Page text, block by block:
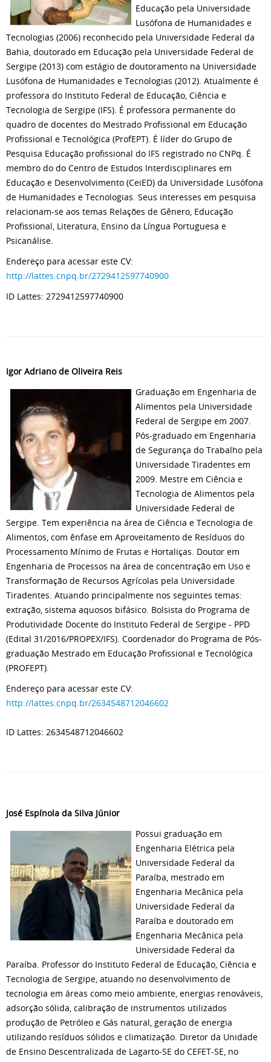
Educação pela Universidade
Lusófona de Humanidades e
Tecnologias (2006) reconhecido pela Universidade Federal da
Bahia, doutorado em Educação pela Universidade Federal de
Sergipe (2013) com estágio de doutoramento na Universidade
Lusófona de Humanidades e Tecnologias (2012). Atualmente é
professora do Instituto Federal de Educação, Ciência e
Tecnologia de Sergipe (IFS). É professora permanente do
quadro de docentes do Mestrado Profissional em Educação
Profissional e Tecnológica (ProfEPT). É líder do Grupo de
Pesquisa Educação profissional do IFS registrado no CNPq. É
membro do do Centro de Estudos Interdisciplinares em
Educação e Desenvolvimento (CeiED) da Universidade Lusófona
de Humanidades e Tecnologias. Seus interesses em pesquisa
relacionam-se aos temas Relações de Gênero, Educação
Profissional, Literatura, Ensino da Língua Portuguesa e
Psicanálise.
Endereço para acessar este CV:
http://lattes.cnpq.br/2729412597740900
ID Lattes: 2729412597740900
Igor Adriano de Oliveira Reis
Graduação em Engenharia de
Alimentos pela Universidade
Federal de Sergipe em 2007.
Pós-graduado em Engenharia
de Segurança do Trabalho pela
Universidade Tiradentes em
2009. Mestre em Ciência e
Tecnologia de Alimentos pela
Universidade Federal de
Sergipe. Tem experiência na área de Ciência e Tecnologia de
Alimentos, com ênfase em Aproveitamento de Resíduos do
Processamento Mínimo de Frutas e Hortaliças. Doutor em
Engenharia de Processos na área de concentração em Uso e
Transformação de Recursos Agrícolas pela Universidade
Tiradentes. Atuando principalmente nos seguintes temas:
extração, sistema aquosos bifásico. Bolsista do Programa de
Produtividade Docente do Instituto Federal de Sergipe - PPD
(Edital 31/2016/PROPEX/IFS). Coordenador do Programa de Pós-
graduação Mestrado em Educação Profissional e Tecnológica
(PROFEPT).
Endereço para acessar este CV:
http://lattes.cnpq.br/2634548712046602
ID Lattes: 2634548712046602
José Espínola da Silva Júnior
Possui graduação em
Engenharia Elétrica pela
Universidade Federal da
Paraíba, mestrado em
Engenharia Mecânica pela
Universidade Federal da
Paraíba e doutorado em
Engenharia Mecânica pela
Universidade Federal da
Paraíba. Professor do Instituto Federal de Educação, Ciência e
Tecnologia de Sergipe, atuando no desenvolvimento de
tecnologia em áreas como meio ambiente, energias renováveis,
adsorção sólida, calibração de instrumentos utilizados
produção de Petróleo e Gás natural, geração de energia
utilizando resíduos sólidos e climatização. Diretor da Unidade
de Ensino Descentralizada de Lagarto-SE do CEFET-SE, no